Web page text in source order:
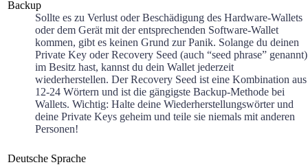
Backup
Sollte es zu Verlust oder Beschädigung des Hardware-Wallets
oder dem Gerät mit der entsprechenden Software-Wallet
kommen, gibt es keinen Grund zur Panik. Solange du deinen
Private Key oder Recovery Seed (auch “seed phrase” genannt)
im Besitz hast, kannst du dein Wallet jederzeit
wiederherstellen. Der Recovery Seed ist eine Kombination aus
12-24 Wörtern und ist die gängigste Backup-Methode bei
Wallets. Wichtig: Halte deine Wiederherstellungswörter und
deine Private Keys geheim und teile sie niemals mit anderen
Personen!
Deutsche Sprache